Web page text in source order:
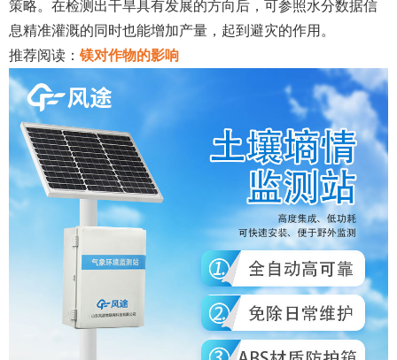
策略。在检测出干旱具有发展的方向后，可参照水分数据信
息精准灌溉的同时也能增加产量，起到避灾的作用。
推荐阅读： 镁对作物的影响